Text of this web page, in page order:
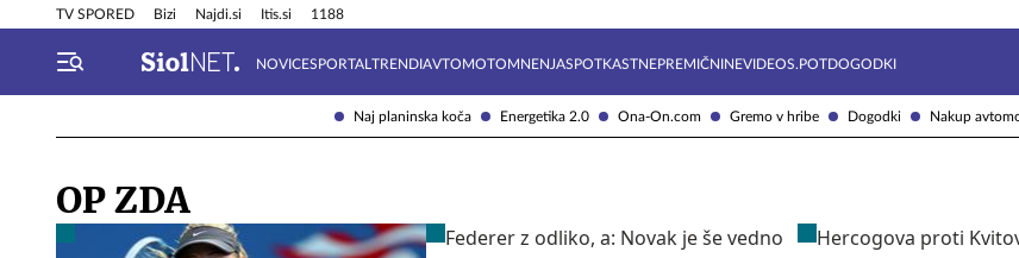
Naj planinska koča Energetika 2.0 Ona-On.com Gremo v hribe Dogodki Nakup
TV SPORED Bizi Najdi.si Itis.si 1188
NOVICESPORTAL TRENDIAVTOMOTOMNENJASPOTKASTNEPREMIČNINEVIDEOS.POTDOGODKI
Info in obvestila Tehnik
OP ZDA